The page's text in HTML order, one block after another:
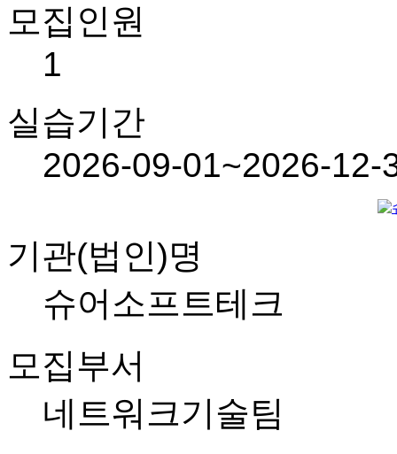
모집인원
1
실습기간
2026-09-01~2026-12-
기관(법인)명
슈어소프트테크
모집부서
네트워크기술팀